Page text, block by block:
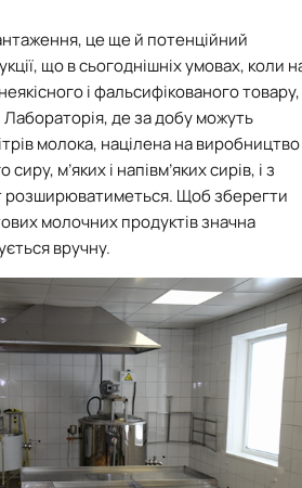
це ще й потенційний
що в сьогоднішніх умовах, коли
і фальсифікованого товару,
де за добу можуть
молока, націлена на виробництво
м’яких і напівм’яких сирів, і з
розширюватиметься. Щоб зберегти
молочних продуктів значна
вручну.